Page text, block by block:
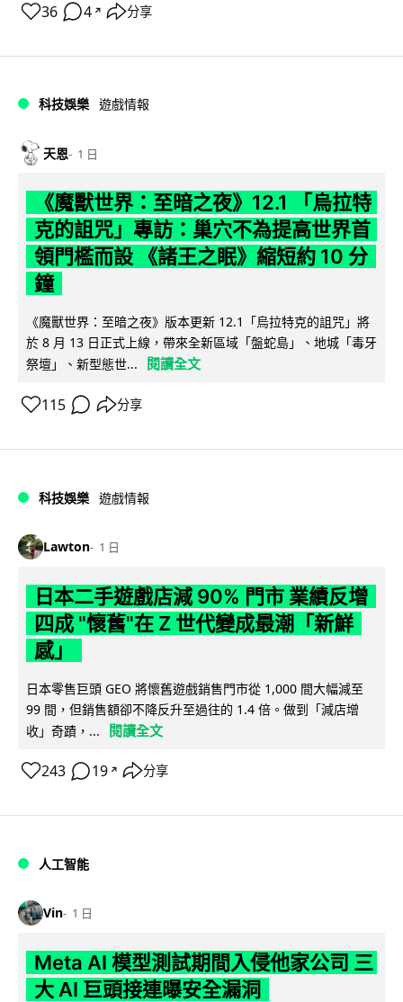
36 4 ↗ 分享
科技娛樂 遊戲情報
天恩 1 日
《魔獸世界：至暗之夜》12.1 「烏拉特
克的詛咒」專訪：巢穴不為提高世界首
領門檻而設 《諸王之眠》縮短約 10 分
鐘
《魔獸世界：至暗之夜》版本更新 12.1「烏拉特克的詛咒」將
於 8 月 13 日正式上線，帶來全新區域「盤蛇島」、地城「毒牙
祭壇」、新型態世...
閱讀全文
115 分享
科技娛樂 遊戲情報
Lawton 1 日
日本二手遊戲店減 90% 門市 業績反增
四成 "懷舊"在 Z 世代變成最潮「新鮮
感」
日本零售巨頭 GEO 將懷舊遊戲銷售門市從 1,000 間大幅減至
99 間，但銷售額卻不降反升至過往的 1.4 倍。做到「減店增
收」奇蹟，...
閱讀全文
243 19 ↗ 分享
人工智能
Vin 1 日
Meta AI 模型測試期間入侵他家公司 三
大 AI 巨頭接連曝安全漏洞